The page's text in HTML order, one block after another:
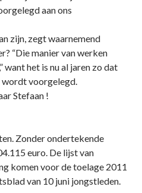
aan ons
zijn, zegt waarnemend
“Die manier van werken
want het is nu al jaren zo dat
voorgelegd.
Stefaan !
Zonder ondertekende
euro. De lijst van
komen voor de toelage 2011
van 10 juni jongstleden.